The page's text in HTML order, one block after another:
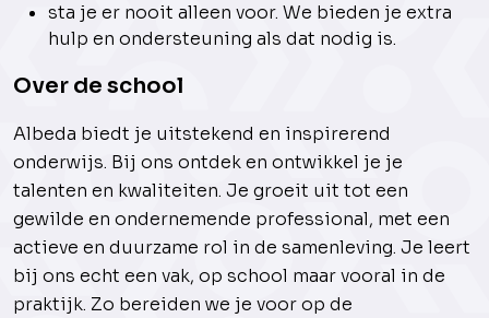
sta je er nooit alleen voor. We bieden je extra
hulp en ondersteuning als dat nodig is.
Over de school
Albeda biedt je uitstekend en inspirerend
onderwijs. Bij ons ontdek en ontwikkel je je
talenten en kwaliteiten. Je groeit uit tot een
gewilde en ondernemende professional, met een
actieve en duurzame rol in de samenleving. Je leert
bij ons echt een vak, op school maar vooral in de
praktijk. Zo bereiden we je voor op de